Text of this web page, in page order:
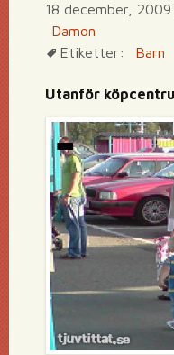
18 december,
Damon
Etiketter:
Barn
Utanför